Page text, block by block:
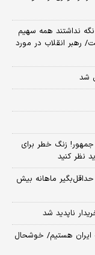
نگه نداشتند همه سهیم
رهبر انقلاب در مورد
شد
زنگ خطر برای
نظر کنید
ماهانه بیش
ایران هستیم/ خوشحال